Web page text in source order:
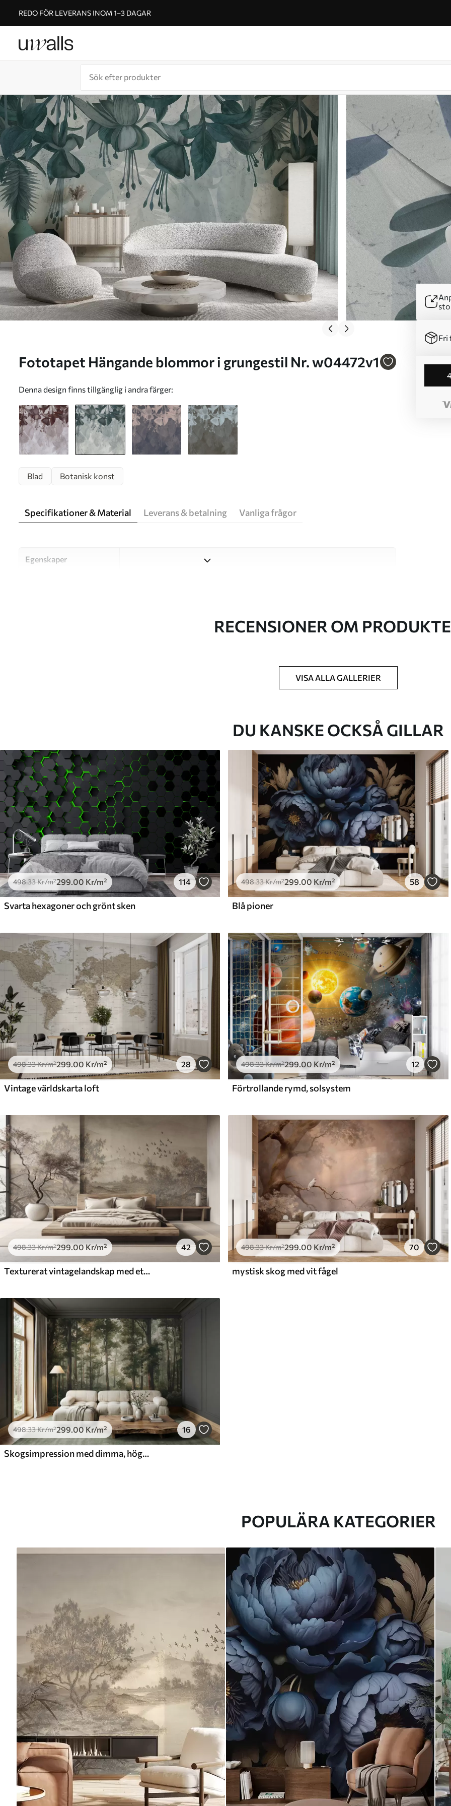
REDO FÖR LEVERANS INOM 1–3 DAGAR
Fototapet Hängande blommor i grungestil Nr. w04472v1
Denna design finns tillgänglig i andra färger:
Fri
Blad Botanisk konst
Specifikationer & Material Leverans & betalning Vanliga frågor
Egenskaper
Rengöring
Tapeten kan rengöras försiktigt med en mjuk svamp. Tapeter med
lackfinish kan rengöras med vatten.
Tillämpningsmetod Sömlös applikation
Tillgängliga material
Standard
498.33299.00Kr/m²
Premium
631 .67 379.00Kr/m²
Premiumvinyl Peel and Stick
RECENSIONER OM
VISA ALLA GALLERIER
DU KANSKE OCKSÅ GILLAR
498.33Kr/m²299 .00 Kr/m² 114
Svarta hexagoner och grönt sken
498.33Kr/m²299 .00 Kr/m² 58
Blå pioner
498.33Kr/m²299.00 Kr/m² 28
Vintage världskarta loft
498.33Kr/m²299.00 Kr/m² 12
Förtrollande rymd, solsystem
498.33Kr/m²299.00Kr/m² 42
Texturerat vintagelandskap med ett träd nära en flod och en molnig himmel, naturkonst i sepiatoner
498.33Kr/m²299 .00 Kr/m² 70
mystisk skog med vit fågel
498.33Kr/m²299.00Kr/m² 16
Skogsimpression med dimma, höga träd och en stig
POPULÄRA KATEGORIER